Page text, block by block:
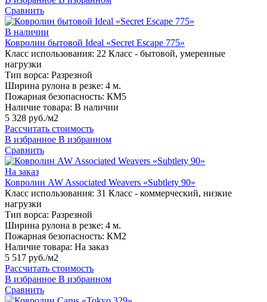
Сравнить
В наличии
Ковролин бытовой Ideal «Secret Escape 775»
Класс использования: 22 Класс - бытовой, умеренные
нагрузки
Тип ворса: Разрезной
Ширина рулона в резке: 4 м.
Пожарная безопасность: КМ5
Наличие товара: В наличии
5 328 руб./м2
Рассчитать стоимость
В избранное В избранном
Сравнить
На заказ
Ковролин AW Associated Weavers «Subtlety 90»
Класс использования: 31 Класс - коммерческий, низкие
нагрузки
Тип ворса: Разрезной
Ширина рулона в резке: 4 м.
Пожарная безопасность: КМ2
Наличие товара: На заказ
5 517 руб./м2
Рассчитать стоимость
В избранное В избранном
Сравнить